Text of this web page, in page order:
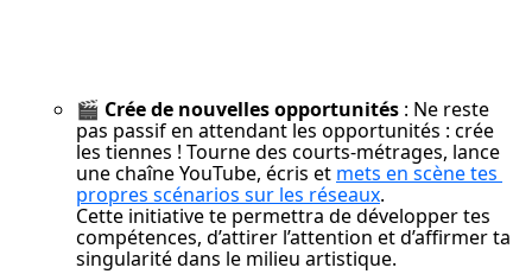
🎬 Crée de nouvelles opportunités : Ne reste
pas passif en attendant les opportunités : crée
les tiennes ! Tourne des courts-métrages, lance
une chaîne YouTube, écris et mets en scène tes
propres scénarios sur les réseaux.
Cette initiative te permettra de développer tes
compétences, d’attirer l’attention et d’affirmer ta
singularité dans le milieu artistique.